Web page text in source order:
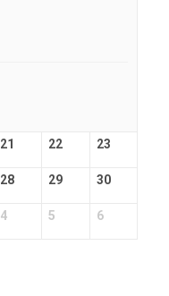
21 22 23
28 29 30
4 5 6